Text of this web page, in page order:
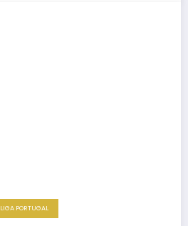
LIGA PORTUGAL